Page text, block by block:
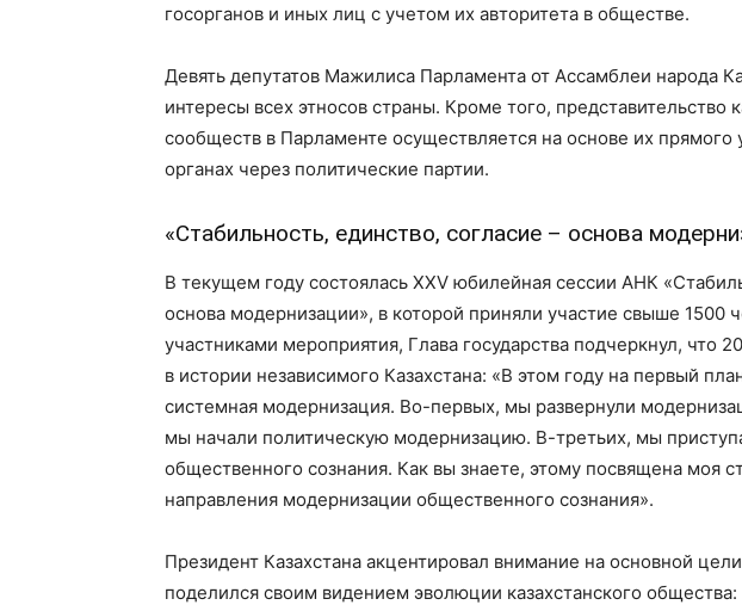
госорганов и иных лиц с учетом их авторитета в обществе.
Девять депутатов Мажилиса Парламента от Ассамблеи народа
интересы всех этносов страны. Кроме того, представительство
сообществ в Парламенте осуществляется на основе их прямого
органах через политические партии.
«Стабильность, единство, согласие – основа
В текущем году состоялась XXV юбилейная сессии АНК
основа модернизации», в которой приняли участие свыше 1500
участниками мероприятия, Глава государства подчеркнул, что
в истории независимого Казахстана: «В этом году на первый
системная модернизация. Во-первых, мы развернули
мы начали политическую модернизацию. В-третьих, мы
общественного сознания. Как вы знаете, этому посвящена моя
направления модернизации общественного сознания».
Президент Казахстана акцентировал внимание на основной
поделился своим видением эволюции казахстанского